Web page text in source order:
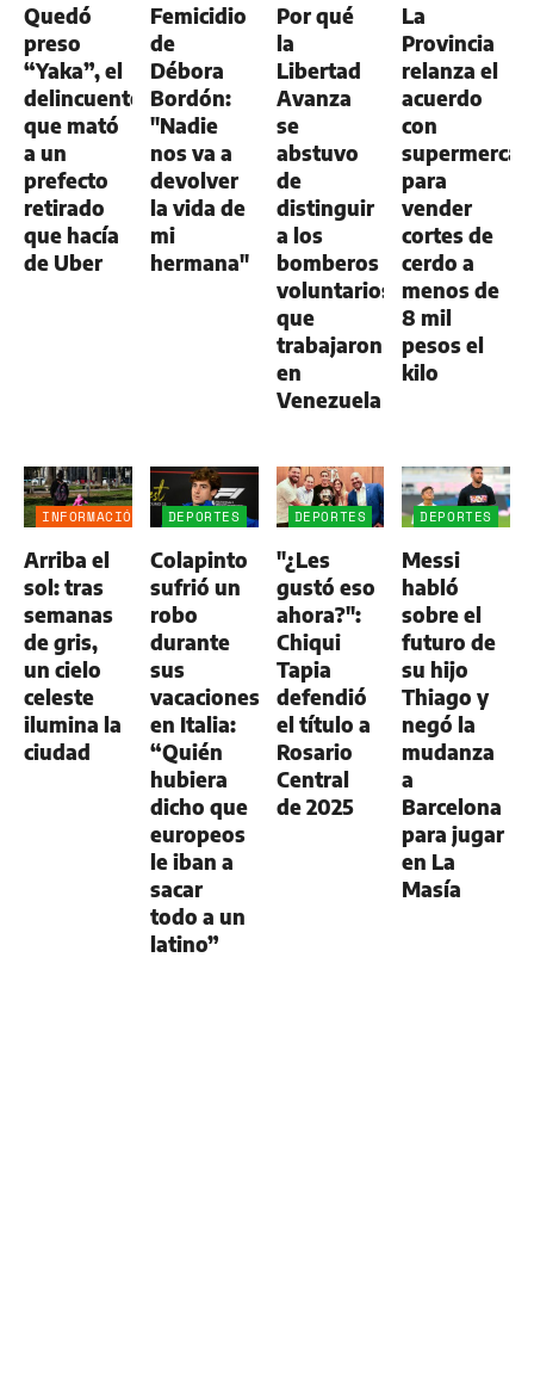
Quedó
preso
“Yaka”, el
delincuente
que mató
a un
prefecto
retirado
que hacía
de Uber
Femicidio
de
Débora
Bordón:
"Nadie
nos va a
devolver
la vida de
mi
hermana"
Por qué
la
Libertad
Avanza
se
abstuvo
de
distinguir
a los
bomberos
voluntarios
que
trabajaron
en
Venezuela
La
Provincia
relanza el
acuerdo
con
para
vender
cortes de
cerdo a
menos de
8 mil
pesos el
kilo
INFORMACIÓN
Arriba el
sol: tras
semanas
de gris,
un cielo
celeste
ilumina la
ciudad
DEPORTES
Colapinto
sufrió un
robo
durante
sus
vacaciones
en Italia:
“Quién
hubiera
dicho que
europeos
le iban a
sacar
todo a un
latino”
DEPORTES
"¿Les
gustó eso
ahora?":
Chiqui
Tapia
defendió
el título a
Rosario
Central
de 2025
DEPORTES
Messi
habló
sobre el
futuro de
su hijo
Thiago y
negó la
mudanza
a
Barcelona
para jugar
en La
Masía